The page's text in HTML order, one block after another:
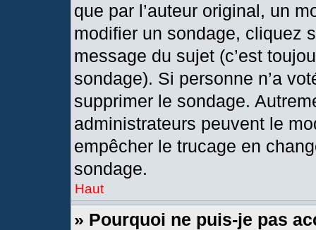
que par l’auteur original, un
modifier un sondage, cliquez
message du sujet (c’est
sondage). Si personne n’a
supprimer le sondage.
administrateurs peuvent le
empêcher le trucage en
sondage.
Haut
» Pourquoi ne puis-je pas